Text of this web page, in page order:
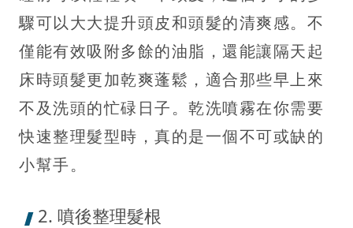
驟可以大大提升頭皮和頭髮的清爽感。不
僅能有效吸附多餘的油脂，還能讓隔天起
床時頭髮更加乾爽蓬鬆，適合那些早上來
不及洗頭的忙碌日子。乾洗噴霧在你需要
快速整理髮型時，真的是一個不可或缺的
小幫手。
2. 噴後整理髮根